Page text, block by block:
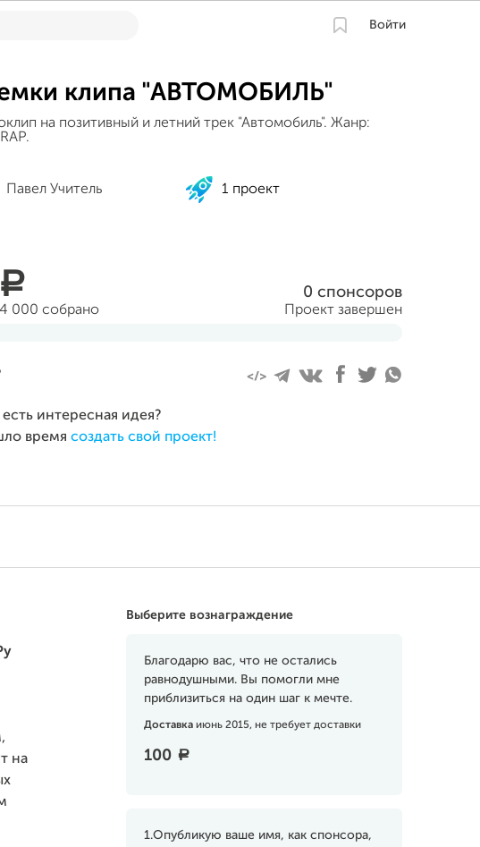
Войти
клипа "АВТОМОБИЛЬ"
на позитивный и летний трек "Автомобиль". Жанр:
Павел Учитель 1 проект
a
000 собрано
0 спонсоров
Проект завершен
есть интересная идея?
время создать свой проект!
Выберите вознаграждение
Благодарю вас, что не остались
равнодушными. Вы помогли мне
приблизиться на один шаг к мечте.
Доставка июнь 2015, не требует доставки
100 a
1.Опубликую ваше имя, как спонсора,
на